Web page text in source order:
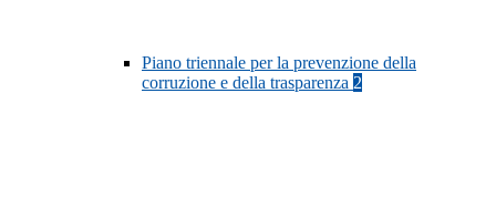
Piano triennale per la prevenzione della
corruzione e della trasparenza 2